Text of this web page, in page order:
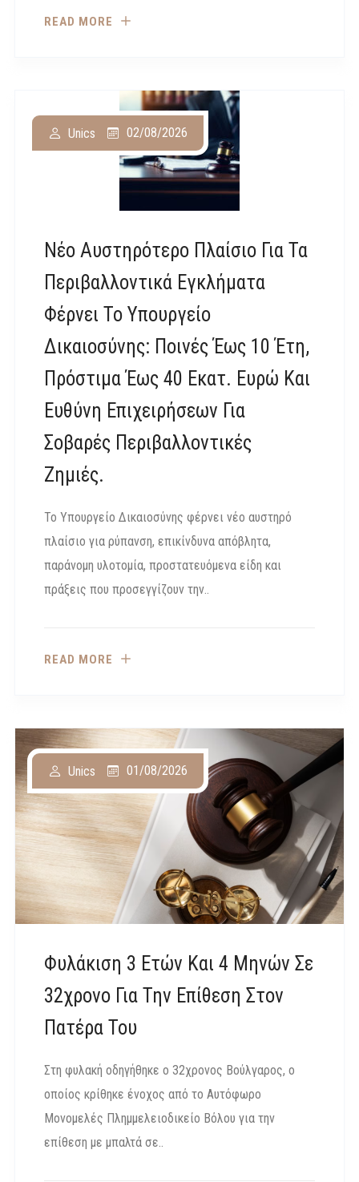
READ MORE
Νέο Αυστηρότερο Πλαίσιο Για Τα
Περιβαλλοντικά Εγκλήματα
Φέρνει Το Υπουργείο
Δικαιοσύνης: Ποινές Έως 10 Έτη,
Πρόστιμα Έως 40 Εκατ. Ευρώ Και
Ευθύνη Επιχειρήσεων Για
Σοβαρές Περιβαλλοντικές
Ζημιές.
Unics 02/08/2026
Το Υπουργείο Δικαιοσύνης φέρνει νέο αυστηρό
πλαίσιο για ρύπανση, επικίνδυνα απόβλητα,
παράνομη υλοτομία, προστατευόμενα είδη και
πράξεις που προσεγγίζουν την..
READ MORE
Φυλάκιση 3 Ετών Και 4 Μηνών Σε
32χρονο Για Την Επίθεση Στον
Πατέρα Του
Unics 01/08/2026
Στη φυλακή οδηγήθηκε ο 32χρονος Βούλγαρος, ο
οποίος κρίθηκε ένοχος από το Αυτόφωρο
Μονομελές Πλημμελειοδικείο Βόλου για την
επίθεση με μπαλτά σε..